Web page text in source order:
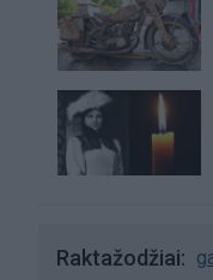
Raktažodžiai